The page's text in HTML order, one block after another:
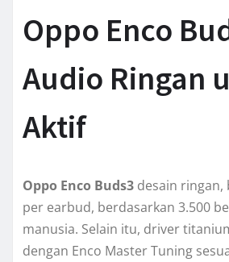
Oppo Enco
Audio Ringan
Aktif
Oppo Enco Buds3 desain ringan,
per earbud, berdasarkan 3.500
manusia. Selain itu, driver
dengan Enco Master Tuning